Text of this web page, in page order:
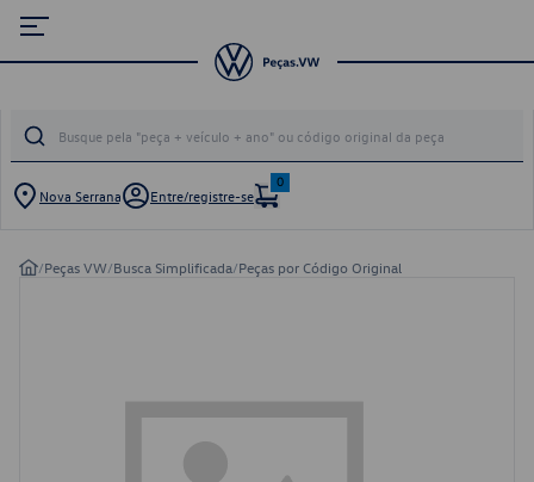
Nova Serrana Entre/registre-se
0
/Peças VW/Busca Simplificada/Peças por Código Original